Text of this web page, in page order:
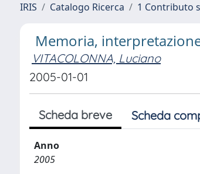
IRIS Catalogo Ricerca 1 Contributo
Memoria,
VITACOLONNA, Luciano
2005-01-01
Scheda breve Scheda
Anno
2005